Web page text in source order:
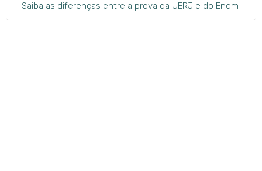
Saiba as diferenças entre a prova da UERJ e do Enem